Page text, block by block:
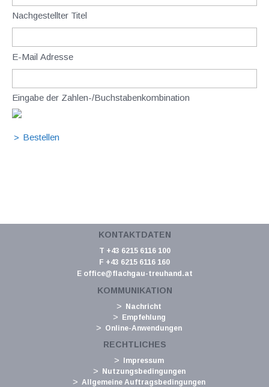
Nachgestellter Titel
E-Mail Adresse
Eingabe der Zahlen-/Buchstabenkombination
KONTAKTDATEN
T +43 6215 6116 100
F +43 6215 6116 160
E office@flachgau-treuhand.at
KOMMUNIKATION
Nachricht
Empfehlung
Online-Anwendungen
RECHTLICHES
Impressum
Nutzungsbedingungen
Allgemeine Auftragsbedingungen